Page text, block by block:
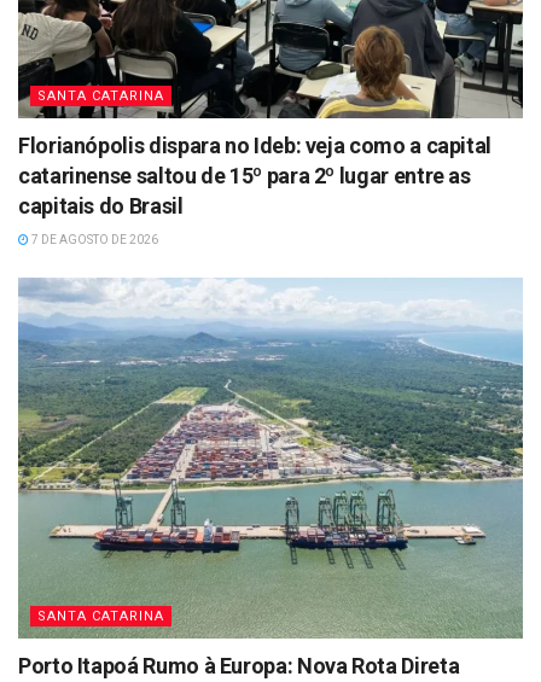
SANTA CATARINA
Florianópolis dispara no Ideb: veja como a capital
catarinense saltou de 15º para 2º lugar entre as
capitais do Brasil
7 DE AGOSTO DE 2026
SANTA CATARINA
Porto Itapoá Rumo à Europa: Nova Rota Direta